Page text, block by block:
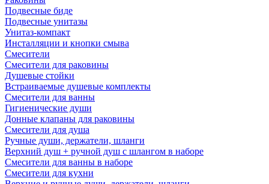
Подвесные биде
Подвесные унитазы
Унитаз-компакт
Инсталляции и кнопки смыва
Смесители
Смесители для раковины
Душевые стойки
Встраиваемые душевые комплекты
Смесители для ванны
Гигиенические души
Донные клапаны для раковины
Смесители для душа
Ручные души, держатели, шланги
Верхний душ + ручной душ с шлангом в наборе
Смесители для ванны в наборе
Смесители для кухни